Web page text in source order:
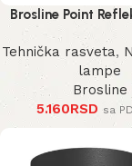
Brosline Point
80 mm 170 mm
Tehnička rasveta,
lampe
Brosline
5.160RSD sa